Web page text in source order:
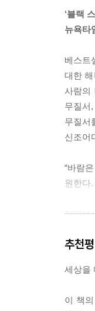
‘블랙
뉴욕타
베스트
대한
사람의
무질서
무질서
신조어
“바람
원한다
탈레브
『안티
종횡무
『안티
추천평
세상을
이 책